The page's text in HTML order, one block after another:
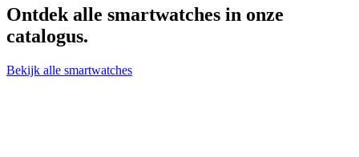
Ontdek alle smartwatches in onze
catalogus.
Bekijk alle smartwatches